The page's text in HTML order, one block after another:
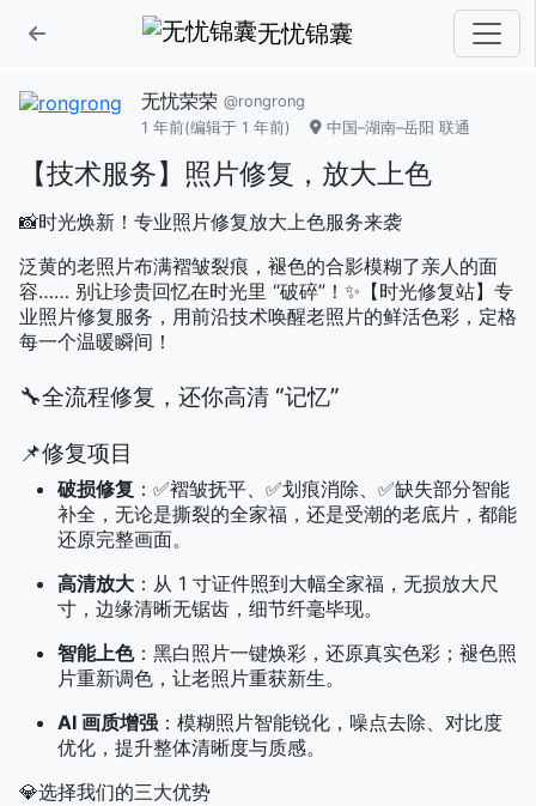
无忧锦囊
无忧荣荣 @rongrong
1 年前(编辑于 1 年前) 中国–湖南–岳阳 联通
【技术服务】照片修复，放大上色
📸时光焕新！专业照片修复放大上色服务来袭
泛黄的老照片布满褶皱裂痕，褪色的合影模糊了亲人的面
容…… 别让珍贵回忆在时光里 “破碎”！✨【时光修复站】专
业照片修复服务，用前沿技术唤醒老照片的鲜活色彩，定格
每一个温暖瞬间！
🔧全流程修复，还你高清 “记忆”
📌修复项目
破损修复 ：✅褶皱抚平、✅划痕消除、✅缺失部分智能
补全，无论是撕裂的全家福，还是受潮的老底片，都能
还原完整画面。
高清放大 ：从 1 寸证件照到大幅全家福，无损放大尺
寸，边缘清晰无锯齿，细节纤毫毕现。
智能上色：黑白照片一键焕彩，还原真实色彩；褪色照
片重新调色，让老照片重获新生。
AI 画质增强 ：模糊照片智能锐化，噪点去除、对比度
优化，提升整体清晰度与质感。
💎选择我们的三大优势